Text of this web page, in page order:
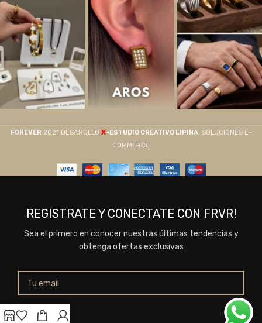
F0REVER 2021 DESAROLLO X-ESTUDIO CREATIVO LIPINA. SOLUCIONES E-
COMMERCE
REGISTRATE Y CONECTATE CON FRVR!
Sea el primero en conocer nuestras últimas tendencias y
obtenga ofertas exclusivas